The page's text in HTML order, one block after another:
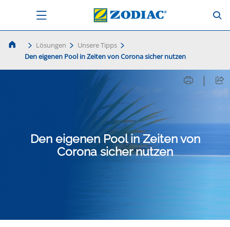
Lösungen
Unsere Tipps
Den eigenen Pool in Zeiten von Corona sicher nutzen
Den eigenen Pool in Zeiten von
Corona sicher nutzen
|